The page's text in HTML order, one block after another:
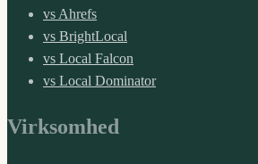
vs Ahrefs
vs BrightLocal
vs Local Falcon
vs Local Dominator
Virksomhed